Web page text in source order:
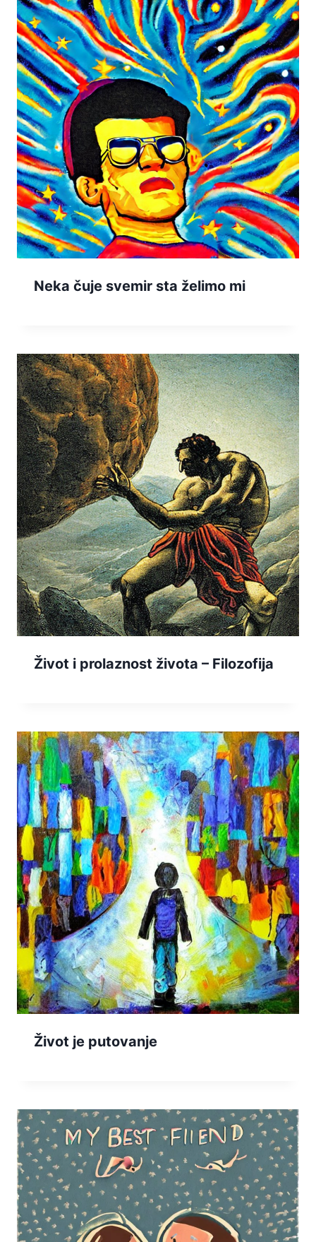
Neka čuje svemir sta želimo mi
Život i prolaznost života – Filozofija
Život je putovanje